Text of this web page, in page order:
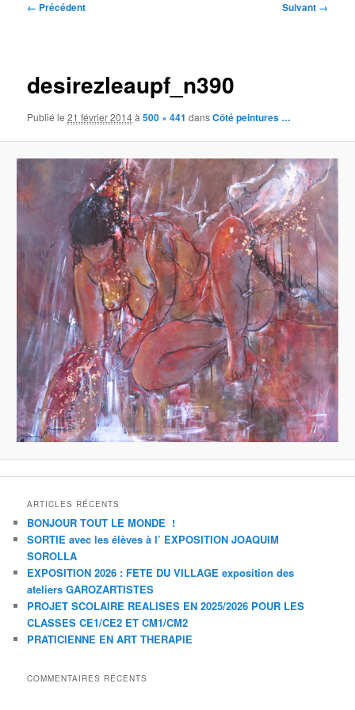
Navigation
← Précédent Suivant →
desirezleaupf_n390
Publié le21 février 2014à500 × 441 dansCôté peintures …
ARTICLES RÉCENTS
BONJOUR TOUT LE MONDE !
SORTIE avec les élèves à l’ EXPOSITION JOAQUIM
SOROLLA
EXPOSITION 2026 : FETE DU VILLAGE exposition des
ateliers GAROZARTISTES
PROJET SCOLAIRE REALISES EN 2025/2026 POUR LES
CLASSES CE1/CE2 ET CM1/CM2
PRATICIENNE EN ART THERAPIE
COMMENTAIRES RÉCENTS